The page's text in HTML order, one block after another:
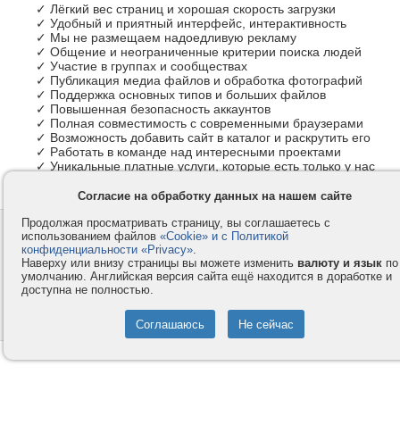
✓ Лёгкий вес страниц и хорошая скорость загрузки
✓ Удобный и приятный интерфейс, интерактивность
✓ Мы не размещаем надоедливую рекламу
✓ Общение и неограниченные критерии поиска людей
✓ Участие в группах и сообществах
✓ Публикация медиа файлов и обработка фотографий
✓ Поддержка основных типов и больших файлов
✓ Повышенная безопасность аккаунтов
✓ Полная совместимость с современными браузерами
✓ Возможность добавить сайт в каталог и раскрутить его
✓ Работать в команде над интересными проектами
✓ Уникальные платные услуги, которые есть только у нас
Контакты
Компания
Privacy и Cookie
Услуги
Как оплатить
Помощь
© 2008-2026
- Все права защищены.
Согласие на обработку данных на нашем сайте
Продолжая просматривать страницу, вы соглашаетесь с
использованием файлов «Cookie» и с Политикой
конфиденциальности «Privacy».
Наверху или внизу страницы вы можете изменить валюту и язык по
умолчанию. Английская версия сайта ещё находится в доработке и
доступна не полностью.